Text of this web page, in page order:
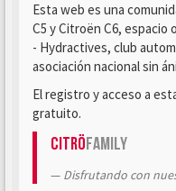
Esta web es una
C5 y Citroën C6, espacio
- Hydractives, club
asociación nacional sin
El registro y acceso a
gratuito.
CitröFamily
Disfrutando con